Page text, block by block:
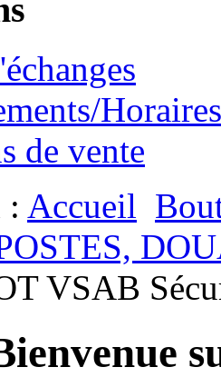
Horaires
de vente
: Accueil
VSAB